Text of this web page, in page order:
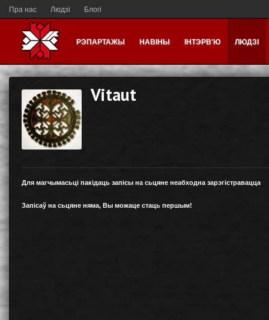
Пра нас Людзі Блогі
РЭПАРТАЖЫ НАВІНЫ ІНТЭРВ'Ю ЛЮДЗІ
Vitaut
Для магчымасьці пакідаць запісы на сьцяне неабходна зарэгістравацца
Запісаў на сьцяне няма, Вы можаце стаць першым!